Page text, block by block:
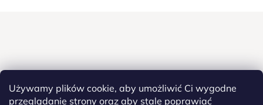
Używamy plików cookie, aby umożliwić Ci wygodne
przeglądanie strony oraz aby stale poprawiać